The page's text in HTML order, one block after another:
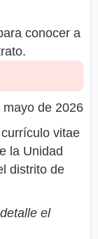
conocer a
de 2026
vitae
la Unidad
distrito de
el